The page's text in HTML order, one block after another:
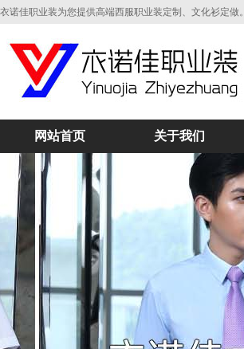
衣诺佳职业装为您提供高端西服职业装定制、文化衫定做。
网站首页 关于我们